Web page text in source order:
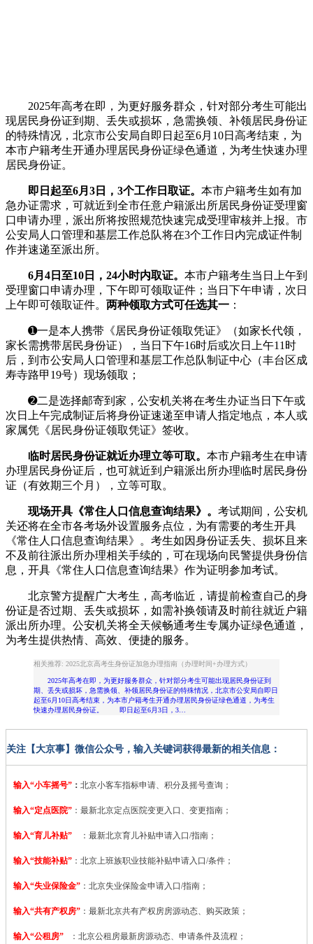
2025年高考在即，为更好服务群众，针对部分考生可能出
现居民身份证到期、丢失或损坏，急需换领、补领居民身份证
的特殊情况，北京市公安局自即日起至6月10日高考结束，为
本市户籍考生开通办理居民身份证绿色通道，为考生快速办理
居民身份证。
即日起至6月3日，3个工作日取证。 本市户籍考生如有加
急办证需求，可就近到全市任意户籍派出所居民身份证受理窗
口申请办理，派出所将按照规范快速完成受理审核并上报。市
公安局人口管理和基层工作总队将在3个工作日内完成证件制
作并速递至派出所。
6月4日至10日，24小时内取证。 本市户籍考生当日上午到
受理窗口申请办理，下午即可领取证件；当日下午申请，次日
上午即可领取证件。 两种领取方式可任选其一 ：
➊一是本人携带《居民身份证领取凭证》（如家长代领，
家长需携带居民身份证），当日下午16时后或次日上午11时
后，到市公安局人口管理和基层工作总队制证中心（丰台区成
寿寺路甲19号）现场领取；
➋二是选择邮寄到家，公安机关将在考生办证当日下午或
次日上午完成制证后将身份证速递至申请人指定地点，本人或
家属凭《居民身份证领取凭证》签收。
临时居民身份证就近办理立等可取。 本市户籍考生在申请
办理居民身份证后，也可就近到户籍派出所办理临时居民身份
证（有效期三个月），立等可取。
现场开具《常住人口信息查询结果》。 考试期间，公安机
关还将在全市各考场外设置服务点位，为有需要的考生开具
《常住人口信息查询结果》。考生如因身份证丢失、损坏且来
不及前往派出所办理相关手续的，可在现场向民警提供身份信
息，开具《常住人口信息查询结果》作为证明参加考试。
北京警方提醒广大考生，高考临近，请提前检查自己的身
份证是否过期、丢失或损坏，如需补换领请及时前往就近户籍
派出所办理。公安机关将全天候畅通考生专属办证绿色通道，
为考生提供热情、高效、便捷的服务。
相关推荐: 2025北京高考生身份证加急办理指南（办理时间+办理方式）
2025年高考在即，为更好服务群众，针对部分考生可能出现居民身份证到
期、丢失或损坏，急需换领、补领居民身份证的特殊情况，北京市公安局自即日
起至6月10日高考结束，为本市户籍考生开通办理居民身份证绿色通道，为考生
快速办理居民身份证。 即日起至6月3日，3…
关注【大京事】微信公众号，输入关键词获得最新的相关信息：
输入“小车摇号” ： 北京小客车指标申请、积分及摇号查询；
输入“定点医院” ： 最新北京定点医院变更入口、变更指南；
输入“育儿补贴” ：最新北京育儿补贴申请入口/指南；
输入“技能补贴” ： 北京上班族职业技能补贴申请入口/条件；
输入“失业保险金” ：北京失业保险金申请入口/指南；
输入“共有产权房” ：最新北京共有产权房房源动态、购买政策；
输入“公租房” ：北京公租房最新房源动态、申请条件及流程；